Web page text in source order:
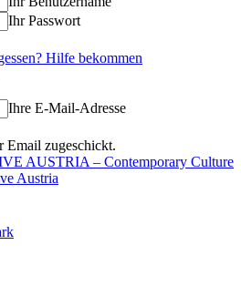
Ihr Passwort
Hilfe bekommen
Ihre E-Mail-Adresse
Email zugeschickt.
AUSTRIA – Contemporary Culture